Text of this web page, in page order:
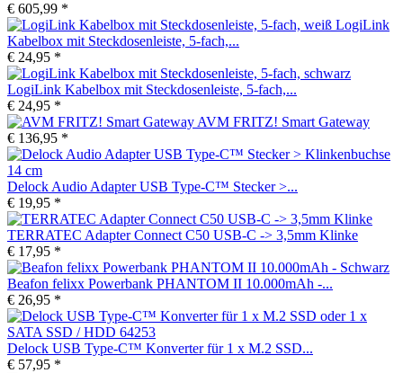
€ 605,99 *
LogiLink
Kabelbox mit Steckdosenleiste, 5-fach,...
€ 24,95 *
LogiLink Kabelbox mit Steckdosenleiste, 5-fach,...
€ 24,95 *
AVM FRITZ! Smart Gateway
€ 136,95 *
Delock Audio Adapter USB Type-C™ Stecker >...
€ 19,95 *
TERRATEC Adapter Connect C50 USB-C -> 3,5mm Klinke
€ 17,95 *
Beafon felixx Powerbank PHANTOM II 10.000mAh -...
€ 26,95 *
Delock USB Type-C™ Konverter für 1 x M.2 SSD...
€ 57,95 *